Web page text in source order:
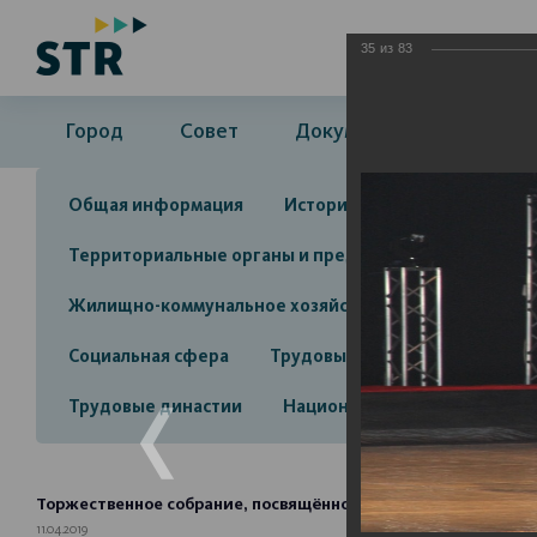
Город Совет Документы
Общая информация История Объекты
Территориальные органы и представительства
Жилищно-коммунальное хозяйство
Социальная сфера Трудовые отношения
Трудовые династии Национальные проекты
Торжественное собрание, посвящённое 100-летию
11.04.2019
35 из 83